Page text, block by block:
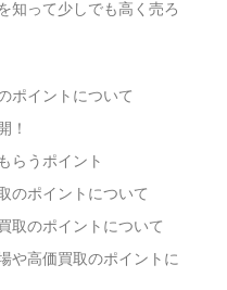
知って少しでも高く売ろ
ポイントについて
！
らうポイント
のポイントについて
取のポイントについて
や高価買取のポイントに